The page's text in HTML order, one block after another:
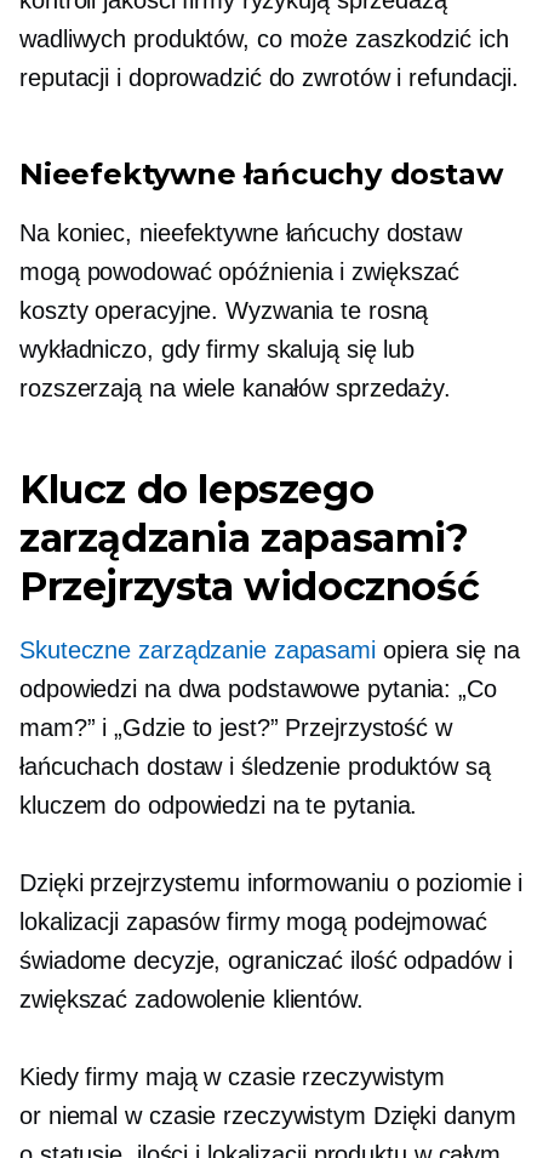
wadliwych produktów, co może zaszkodzić ich
reputacji i doprowadzić do zwrotów i refundacji.
Nieefektywne łańcuchy dostaw
Na koniec, nieefektywne łańcuchy dostaw
mogą powodować opóźnienia i zwiększać
koszty operacyjne. Wyzwania te rosną
wykładniczo, gdy firmy skalują się lub
rozszerzają na wiele kanałów sprzedaży.
Klucz do lepszego
zarządzania zapasami?
Przejrzysta widoczność
Skuteczne zarządzanie zapasami opiera się na
odpowiedzi na dwa podstawowe pytania: „Co
mam?” i „Gdzie to jest?” Przejrzystość w
łańcuchach dostaw i śledzenie produktów są
kluczem do odpowiedzi na te pytania.
Dzięki przejrzystemu informowaniu o poziomie i
lokalizacji zapasów firmy mogą podejmować
świadome decyzje, ograniczać ilość odpadów i
zwiększać zadowolenie klientów.
Kiedy firmy mająw czasie rzeczywistym
or niemal w czasie rzeczywistym Dzięki danym